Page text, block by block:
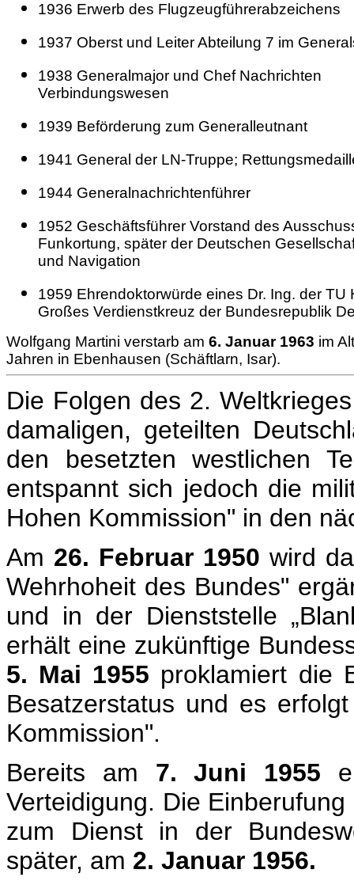
1936 Erwerb des Flugzeugführerabzeichens
1937 Oberst und Leiter Abteilung 7 im
1938 Generalmajor und Chef Nachrichten
Verbindungswesen
1939 Beförderung zum Generalleutnant
1941 General der LN-Truppe;
1944 Generalnachrichtenführer
1952 Geschäftsführer Vorstand des
Funkortung, später der Deutschen
und Navigation
1959 Ehrendoktorwürde eines Dr. Ing. der TU
Großes Verdienstkreuz der
Wolfgang Martini verstarb am 6. Januar 1963 im
Jahren in Ebenhausen (Schäftlarn, Isar).
Die Folgen des 2.
damaligen, geteilten
den besetzten westlichen
entspannt sich jedoch die
Hohen Kommission" in den
Am 26. Februar 1950 wird
Wehrhoheit des Bundes"
und in der Dienststelle
erhält eine zukünftige
5. Mai 1955 proklamiert die
Besatzerstatus und es
Kommission".
Bereits am 7. Juni 1955
Verteidigung. Die
zum Dienst in der
später, am 2. Januar 1956.